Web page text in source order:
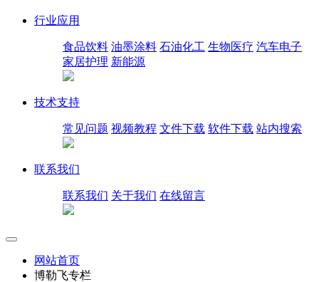
行业应用
食品饮料 油墨涂料 石油化工 生物医疗 汽车电子
家居护理 新能源
技术支持
常见问题 视频教程 文件下载 软件下载 站内搜索
联系我们
联系我们 关于我们 在线留言
网站首页
博勒飞专栏